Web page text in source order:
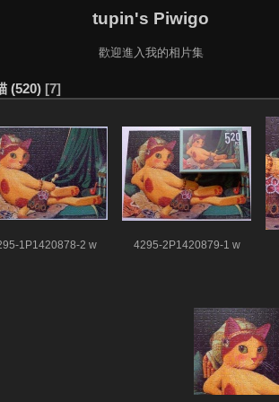
tupin's Piwigo
歡迎進入我的相片集
(520) 7
1P1420878-2 w 4295-2P1420879-1 w